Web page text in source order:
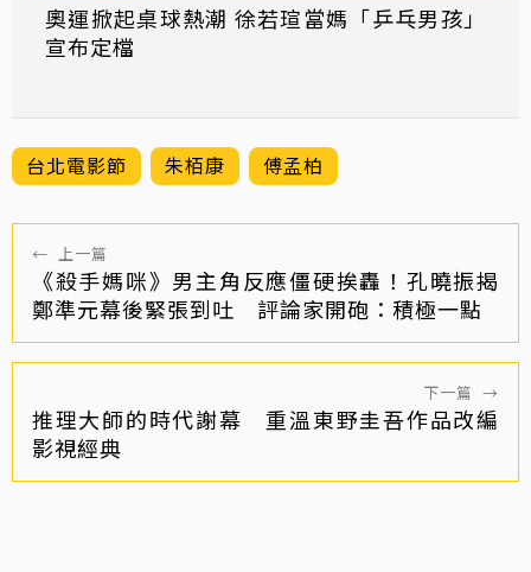
奧運掀起桌球熱潮 徐若瑄當媽「乒乓男孩」
宣布定檔
台北電影節 朱栢康 傅孟柏
← 上一篇
《殺手媽咪》男主角反應僵硬挨轟！孔曉振揭
鄭準元幕後緊張到吐 評論家開砲：積極一點
下一篇 →
推理大師的時代謝幕 重溫東野圭吾作品改編
影視經典